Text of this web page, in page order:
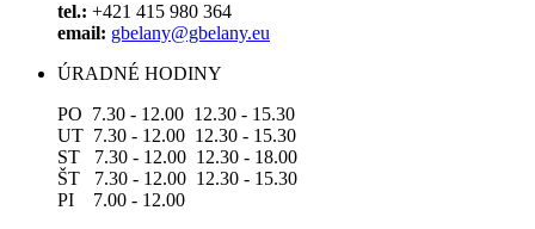
tel.: +421 415 980 364
email: gbelany@gbelany.eu
ÚRADNÉ HODINY
PO 7.30 - 12.00 12.30 - 15.30
UT 7.30 - 12.00 12.30 - 15.30
ST 7.30 - 12.00 12.30 - 18.00
ŠT 7.30 - 12.00 12.30 - 15.30
PI 7.00 - 12.00